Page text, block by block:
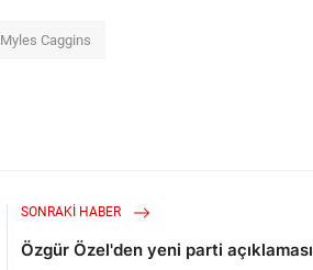
Myles Caggins
SONRAKI HABER
Özgür Özel'den yeni parti açıklaması